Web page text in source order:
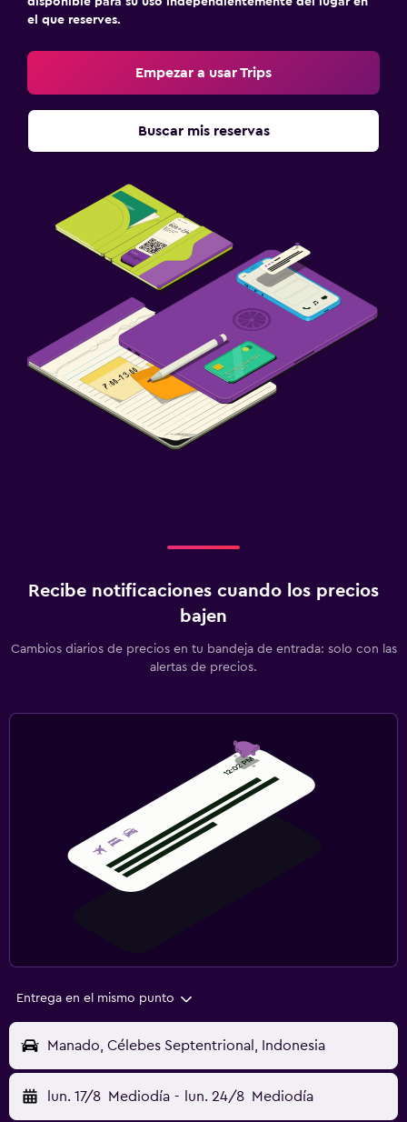
el que reserves.
Empezar a usar Trips
Buscar mis reservas
Recibe notificaciones cuando los precios
bajen
Cambios diarios de precios en tu bandeja de entrada: solo con las
alertas de precios.
Entrega en el mismo punto
Manado, Célebes Septentrional, Indonesia
lun. 17/8 Mediodía - lun. 24/8 Mediodía